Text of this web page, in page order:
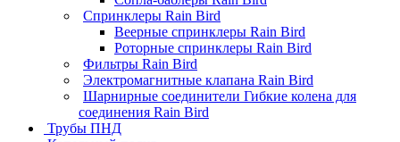
Спринклеры Rain Bird
Веерные спринклеры Rain Bird
Роторные спринклеры Rain Bird
Фильтры Rain Bird
Электромагнитные клапана Rain Bird
Шарнирные соединители Гибкие колена для
соединения Rain Bird
Трубы ПНД